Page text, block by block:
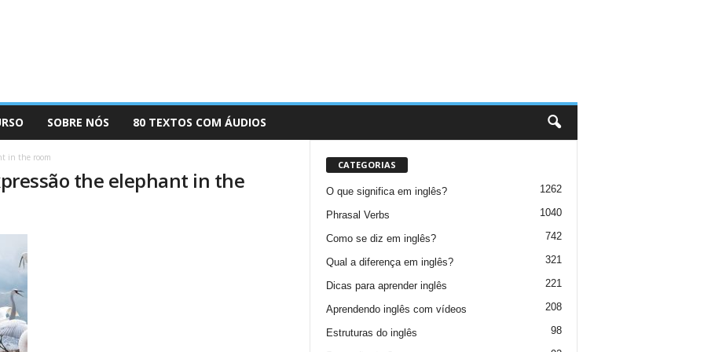
SOBRE NÓS 80 TEXTOS COM ÁUDIOS
in the room
the elephant in the
CATEGORIAS
O que significa em inglês? 1262
Phrasal Verbs 1040
Como se diz em inglês? 742
Qual a diferença em inglês? 321
Dicas para aprender inglês 221
Aprendendo inglês com vídeos 208
Estruturas do inglês 98